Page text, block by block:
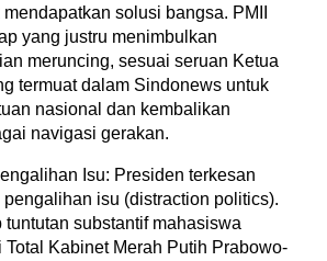
solusi bangsa. PMII
yang justru menimbulkan
meruncing, sesuai seruan Ketua
termuat dalam Sindonews untuk
nasional dan kembalikan
navigasi gerakan.
Isu: Presiden terkesan
isu (distraction politics).
substantif mahasiswa
Kabinet Merah Putih Prabowo-